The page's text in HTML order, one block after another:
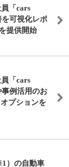
「cars
可視化レポ
提供開始
「cars
例活用のお
プションを
）の自動車